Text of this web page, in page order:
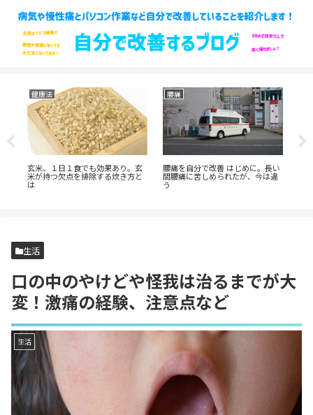
健康法
玄米、１日１食でも効果あり。玄
米が持つ欠点を排除する炊き方と
は
腰痛
腰痛を自分で改善 はじめに。長い
間腰痛に苦しめられたが、今は違
う
生活
口の中のやけどや怪我は治るまでが大
変！激痛の経験、注意点など
生活